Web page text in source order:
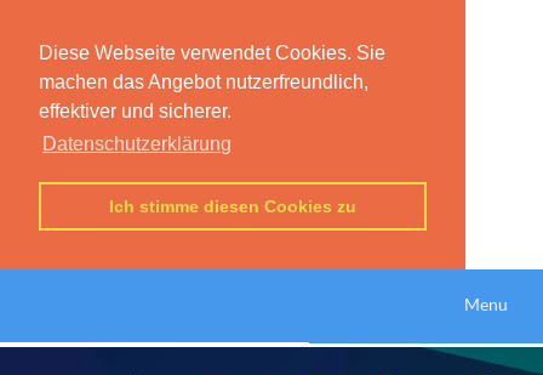
Diese Webseite verwendet Cookies. Sie
machen das Angebot nutzerfreundlich,
effektiver und sicherer.
Datenschutzerklärung
Ich stimme diesen Cookies zu
Menu